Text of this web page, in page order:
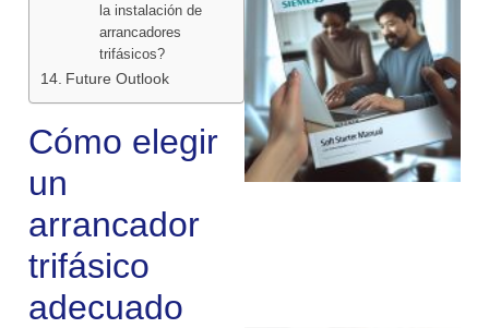
la instalación de
arrancadores
trifásicos?
Future Outlook
Cómo elegir
un
arrancador
trifásico
adecuado